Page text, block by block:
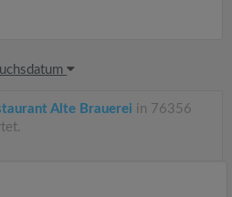
Alte Brauerei in 76356